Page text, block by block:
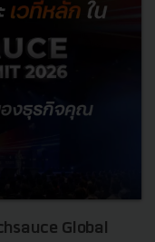
Global